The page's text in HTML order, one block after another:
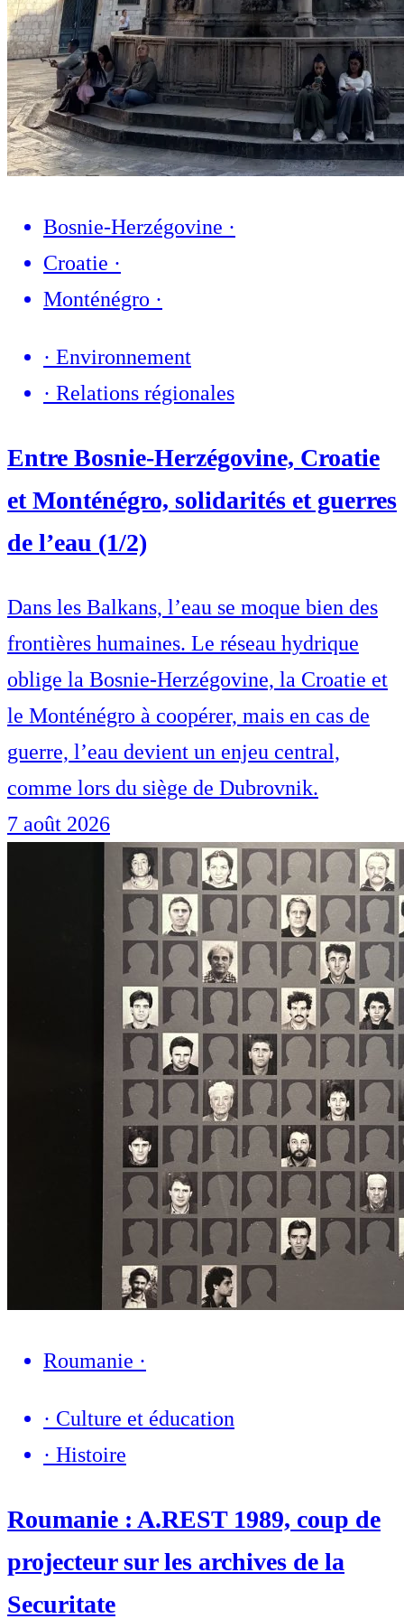
Bosnie-Herzégovine ·
Croatie ·
Monténégro ·
· Environnement
· Relations régionales
Entre Bosnie-Herzégovine, Croatie
et Monténégro, solidarités et guerres
de l’eau (1/2)
Dans les Balkans, l’eau se moque bien des
frontières humaines. Le réseau hydrique
oblige la Bosnie-Herzégovine, la Croatie et
le Monténégro à coopérer, mais en cas de
guerre, l’eau devient un enjeu central,
comme lors du siège de Dubrovnik.
7 août 2026
Roumanie ·
· Culture et éducation
· Histoire
Roumanie : A.REST 1989, coup de
projecteur sur les archives de la
Securitate